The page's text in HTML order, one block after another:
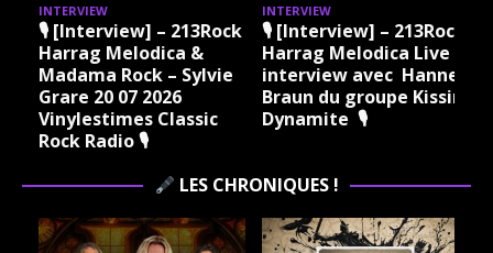
INTERVIEW
🎙 [Interview] – 213Rock
Harrag Melodica &
Madama Rock – Sylvie
Grare 20 07 2026
Vinylestimes Classic
Rock Radio 🎙
INTERVIEW
🎙 [Interview] – 213Rock
Harrag Melodica Live
interview avec Hannes
Braun du groupe Kissin
Dynamite 🎙
LES CHRONIQUES !